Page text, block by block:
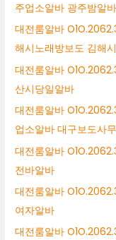
주업소알바 광주밤알바
대전룸알바
해시노래방보도 김해
대전룸알바
산시당일알바
대전룸알바
업소알바 대구보도사
대전룸알바
전바알바
대전룸알바
여자알바
대전룸알바